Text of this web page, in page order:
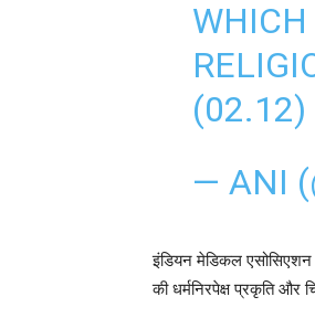
(02.12)
— ANI
इंडियन मेडिकल
की धर्मनिरपेक्ष प्रकृति और